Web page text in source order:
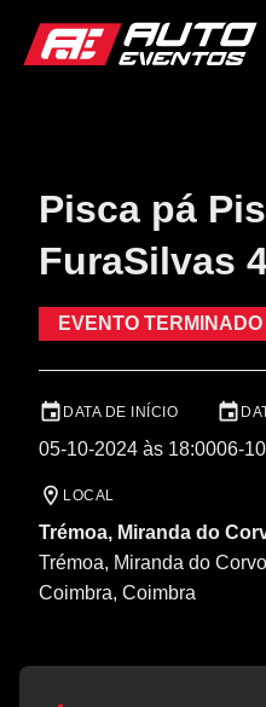
Pisca pá
FuraSilvas
EVENTO TERMINADO
DATA DE INÍCIO
05-10-2024 às 18:0006-
LOCAL
Trémoa, Miranda do
Trémoa, Miranda do
Coimbra, Coimbra